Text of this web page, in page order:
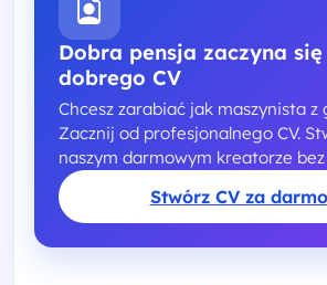
Dobra pensja zaczyna
dobrego CV
Chcesz zarabiać jak maszynista z
Zacznij od profesjonalnego CV.
naszym darmowym kreatorze
Stwórz CV za darmo